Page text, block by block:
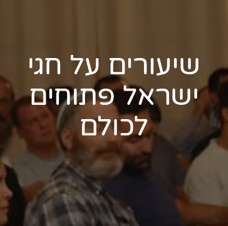
שיעורים על חגי
ישראל פתוחים
לכולם